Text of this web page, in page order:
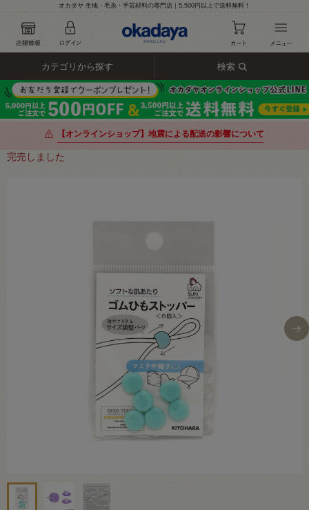
オカダヤ 生地・毛糸・手芸材料の専門店｜5,500円以上で送料無料！
カテゴリから探す 検索
【オンラインショップ】地震による配送の影響について
完売しました